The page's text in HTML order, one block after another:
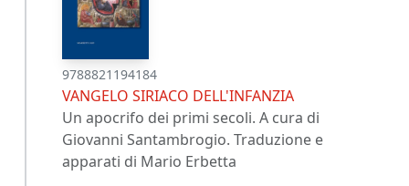
9788821194184
VANGELO SIRIACO DELL'INFANZIA
Un apocrifo dei primi secoli. A cura di
Giovanni Santambrogio. Traduzione e
apparati di Mario Erbetta